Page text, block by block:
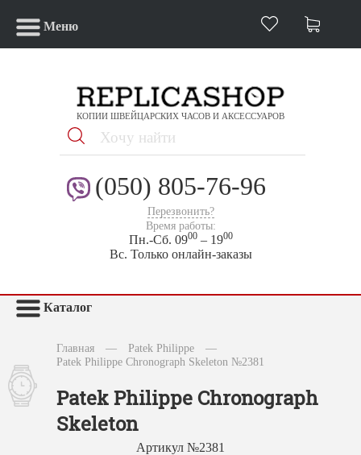
Меню
КОПИИ ШВЕЙЦАРСКИХ ЧАСОВ И АКСЕССУАРОВ
(050) 805-76-96
Перезвонить?
Время работы:
Пн.-Сб. 0900– 1900
Вс. Только онлайн-заказы
Каталог
Главная — Patek Philippe
—
Patek Philippe Chronograph Skeleton №2381
Patek Philippe Chronograph
Skeleton
Артикул №2381